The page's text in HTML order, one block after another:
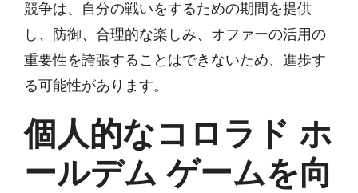
競争は、自分の戦いをするための期間を提供
し、防御、合理的な楽しみ、オファーの活用の
重要性を誇張することはできないため、進歩す
る可能性があります。
個人的なコロラド ホ
ールデム ゲームを向